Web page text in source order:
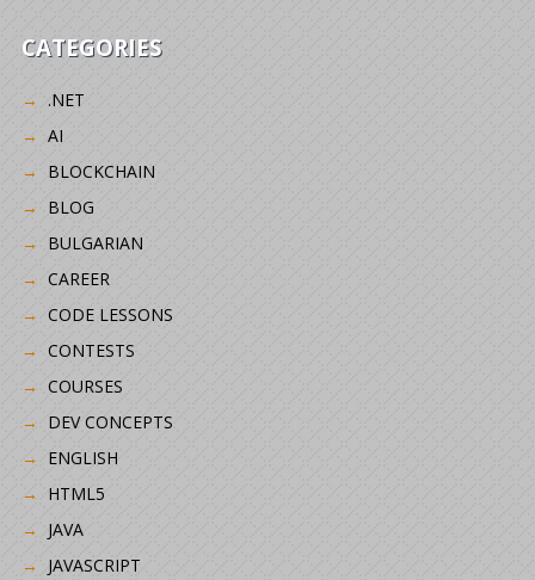
CATEGORIES
.NET
AI
BLOCKCHAIN
BLOG
BULGARIAN
CAREER
CODE LESSONS
CONTESTS
COURSES
DEV CONCEPTS
ENGLISH
HTML5
JAVA
JAVASCRIPT